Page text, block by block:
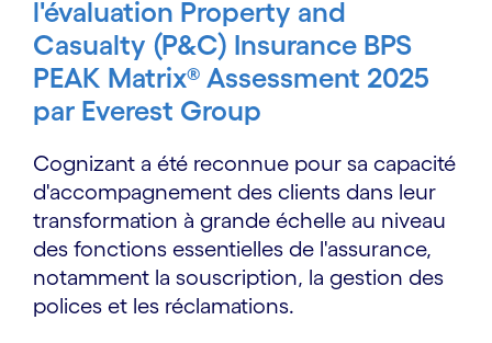
l'évaluation Property and
Casualty (P&C) Insurance BPS
PEAK Matrix® Assessment 2025
par Everest Group
Cognizant a été reconnue pour sa capacité
d'accompagnement des clients dans leur
transformation à grande échelle au niveau
des fonctions essentielles de l'assurance,
notamment la souscription, la gestion des
polices et les réclamations.